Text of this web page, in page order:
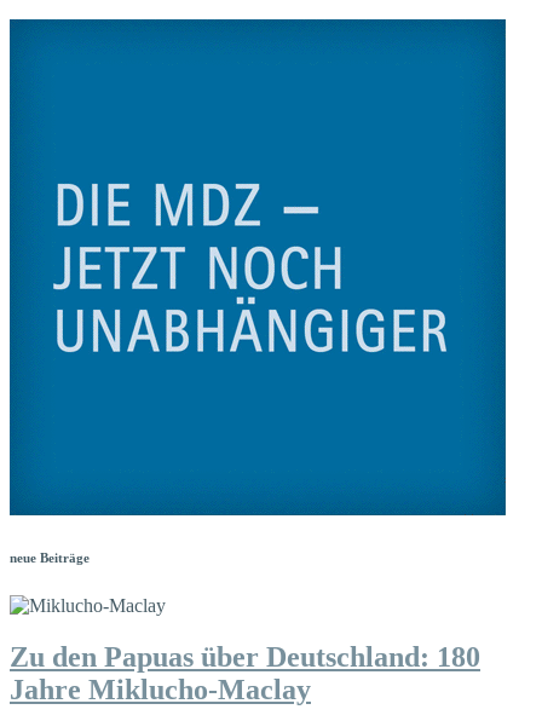
neue Beiträge
Zu den Papuas über Deutschland: 180
Jahre Miklucho-Maclay